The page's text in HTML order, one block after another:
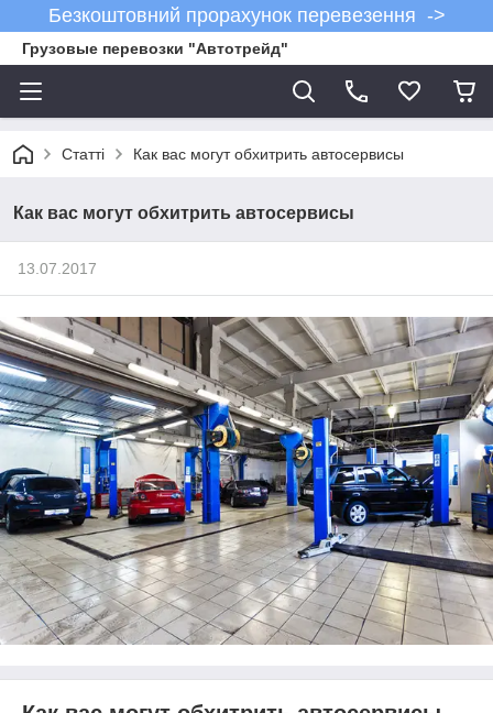
Безкоштовний прорахунок перевезення ->
Грузовые перевозки "Автотрейд"
Статті Как вас могут обхитрить автосервисы
Как вас могут обхитрить автосервисы
13.07.2017